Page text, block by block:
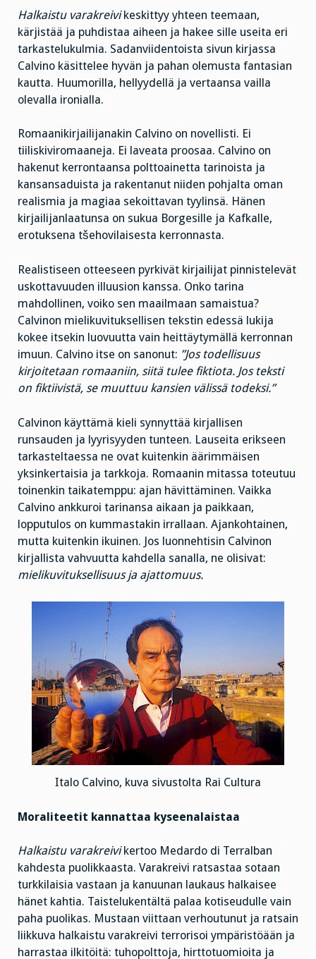
Halkaistu varakreivikeskittyy yhteen teemaan,
kärjistää ja puhdistaa aiheen ja hakee sille useita eri
tarkastelukulmia. Sadanviidentoista sivun kirjassa
Calvino käsittelee hyvän ja pahan olemusta fantasian
kautta. Huumorilla, hellyydellä ja vertaansa vailla
olevalla ironialla.
Romaanikirjailijanakin Calvino on novellisti. Ei
tiiliskiviromaaneja. Ei laveata proosaa. Calvino on
hakenut kerrontaansa polttoainetta tarinoista ja
kansansaduista ja rakentanut niiden pohjalta oman
realismia ja magiaa sekoittavan tyylinsä. Hänen
kirjailijanlaatunsa on sukua Borgesille ja Kafkalle,
erotuksena tšehovilaisesta kerronnasta.
Realistiseen otteeseen pyrkivät kirjailijat pinnistelevät
uskottavuuden illuusion kanssa. Onko tarina
mahdollinen, voiko sen maailmaan samaistua?
Calvinon mielikuvituksellisen tekstin edessä lukija
kokee itsekin luovuutta vain heittäytymällä kerronnan
imuun. Calvino itse on sanonut: ”Jos todellisuus
kirjoitetaan romaaniin, siitä tulee fiktiota. Jos teksti
on fiktiivistä, se muuttuu kansien välissä todeksi.”
Calvinon käyttämä kieli synnyttää kirjallisen
runsauden ja lyyrisyyden tunteen. Lauseita erikseen
tarkasteltaessa ne ovat kuitenkin äärimmäisen
yksinkertaisia ja tarkkoja. Romaanin mitassa toteutuu
toinenkin taikatemppu: ajan hävittäminen. Vaikka
Calvino ankkuroi tarinansa aikaan ja paikkaan,
lopputulos on kummastakin irrallaan. Ajankohtainen,
mutta kuitenkin ikuinen. Jos luonnehtisin Calvinon
kirjallista vahvuutta kahdella sanalla, ne olisivat:
mielikuvituksellisuus ja ajattomuus.
Italo Calvino, kuva sivustolta Rai Cultura
Moraliteetit kannattaa kyseenalaistaa
Halkaistu varakreivikertoo Medardo di Terralban
kahdesta puolikkaasta. Varakreivi ratsastaa sotaan
turkkilaisia vastaan ja kanuunan laukaus halkaisee
hänet kahtia. Taistelukentältä palaa kotiseudulle vain
paha puolikas. Mustaan viittaan verhoutunut ja ratsain
liikkuva halkaistu varakreivi terrorisoi ympäristöään ja
harrastaa ilkitöitä: tuhopolttoja, hirttotuomioita ja